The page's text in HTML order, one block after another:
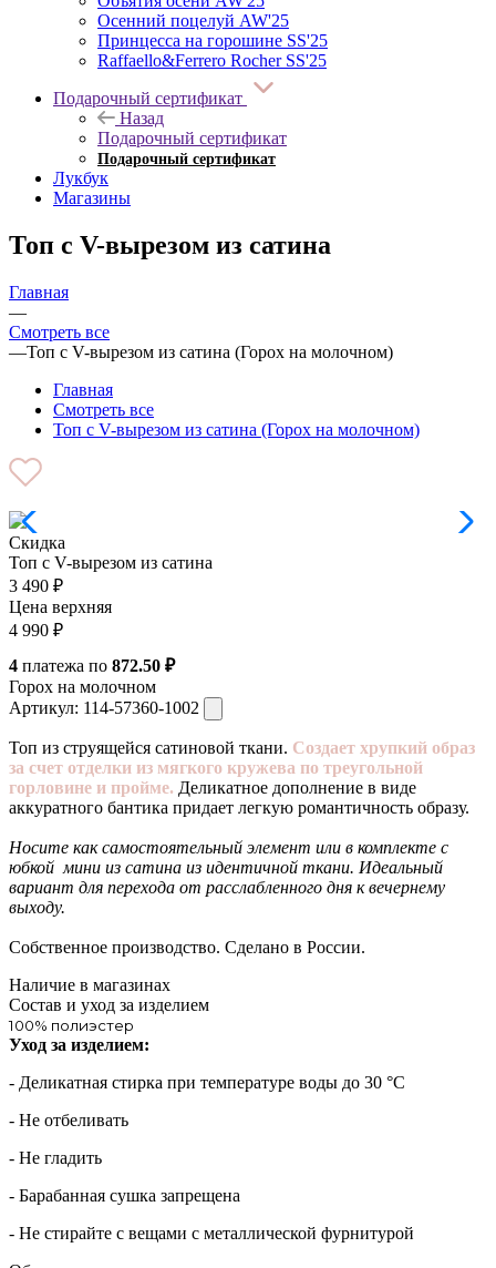
Осенний поцелуй AW'25
Принцесса на горошине SS'25
Raffaello&Ferrero Rocher SS'25
Подарочный сертификат
Назад
Подарочный сертификат
Подарочный сертификат
Лукбук
Магазины
Топ с V-вырезом из сатина
Главная
—
Смотреть все
—Топ с V-вырезом из сатина (Горох на молочном)
Главная
Смотреть все
Топ с V-вырезом из сатина (Горох на молочном)
Скидка
Топ с V-вырезом из сатина
3 490 ₽
Цена верхняя
4 990 ₽
4 платежа по 872.50 ₽
Горох на молочном
Артикул: 114-57360-1002
Топ из струящейся сатиновой ткани. Создает хрупкий образ
за счет отделки из мягкого кружева по треугольной
горловине и пройме. Деликатное дополнение в виде
аккуратного бантика придает легкую романтичность образу.
Носите как самостоятельный элемент или в комплекте с
юбкой мини из сатина из идентичной ткани. Идеальный
вариант для перехода от расслабленного дня к вечернему
выходу.
Собственное производство. Сделано в России.
Наличие в магазинах
Состав и уход за изделием
100% полиэстер
Уход за изделием:
- Деликатная стирка при температуре воды до 30 °C
- Не отбеливать
- Не гладить
- Барабанная сушка запрещена
- Не стирайте с вещами с металлической фурнитурой